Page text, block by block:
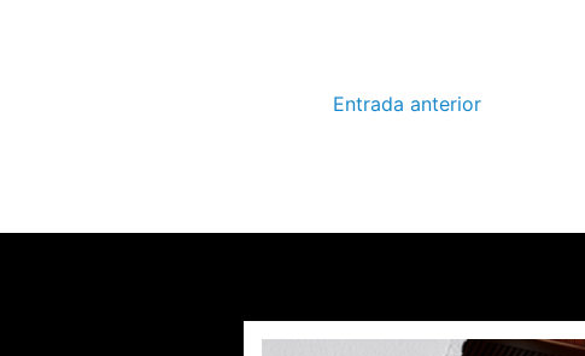
Entrada anterior